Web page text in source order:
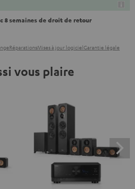
8 semaines de droit de retour
RéparationsMises à jour logicielGarantie légale
vous plaire